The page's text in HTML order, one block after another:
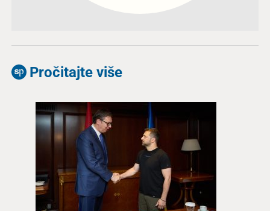
Pročitajte više